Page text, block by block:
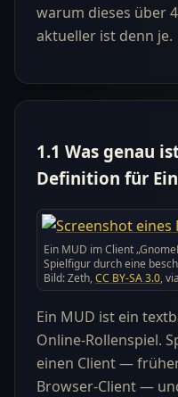
warum dieses über
aktueller ist denn je.
1.1 Was genau
Definition für
Ein MUD im Client
Spielfigur durch eine
Bild: Zeth,CC BY-SA 3.0, via
Ein MUD ist ein
Online-Rollenspiel.
einen Client —
Browser-Client —